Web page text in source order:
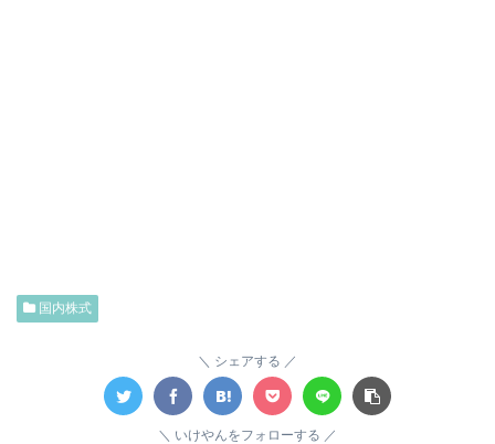
国内株式
シェアする
いけやんをフォローする